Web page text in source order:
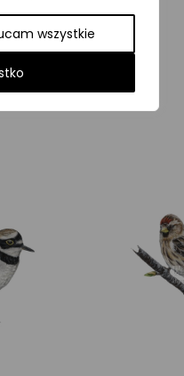
wszystkie
30 dni:65,00zł
,Ptaki,Sowy